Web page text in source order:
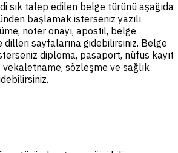
sık talep edilen belge türünü aşağıda
başlamak isterseniz yazılı
noter onayı, apostil, belge
sayfalarına gidebilirsiniz. Belge
diploma, pasaport, nüfus kayıt
vekaletname, sözleşme ve sağlık